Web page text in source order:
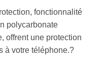
fonctionnalité
polycarbonate
offrent une protection
à votre téléphone.?